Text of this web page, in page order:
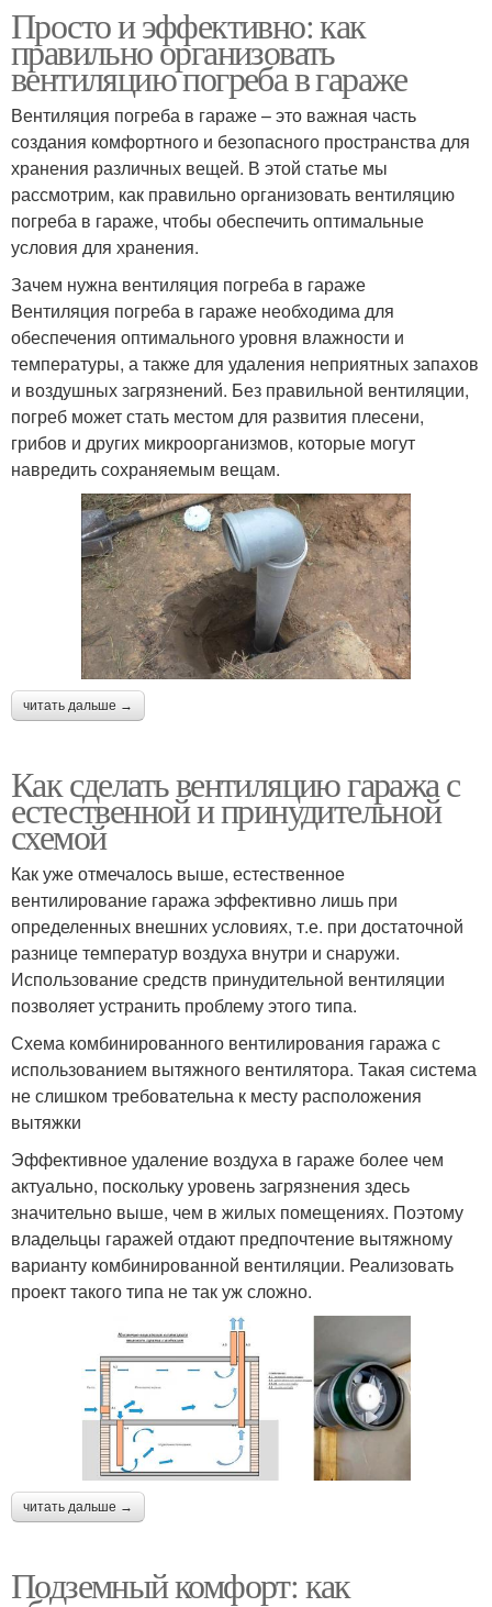
Просто и эффективно: как
правильно организовать
вентиляцию погреба в гараже
Вентиляция погреба в гараже – это важная часть
создания комфортного и безопасного пространства для
хранения различных вещей. В этой статье мы
рассмотрим, как правильно организовать вентиляцию
погреба в гараже, чтобы обеспечить оптимальные
условия для хранения.
Зачем нужна вентиляция погреба в гараже
Вентиляция погреба в гараже необходима для
обеспечения оптимального уровня влажности и
температуры, а также для удаления неприятных запахов
и воздушных загрязнений. Без правильной вентиляции,
погреб может стать местом для развития плесени,
грибов и других микроорганизмов, которые могут
навредить сохраняемым вещам.
читать дальше →
Как сделать вентиляцию гаража с
естественной и принудительной
схемой
Как уже отмечалось выше, естественное
вентилирование гаража эффективно лишь при
определенных внешних условиях, т.е. при достаточной
разнице температур воздуха внутри и снаружи.
Использование средств принудительной вентиляции
позволяет устранить проблему этого типа.
Схема комбинированного вентилирования гаража с
использованием вытяжного вентилятора. Такая система
не слишком требовательна к месту расположения
вытяжки
Эффективное удаление воздуха в гараже более чем
актуально, поскольку уровень загрязнения здесь
значительно выше, чем в жилых помещениях. Поэтому
владельцы гаражей отдают предпочтение вытяжному
варианту комбинированной вентиляции. Реализовать
проект такого типа не так уж сложно.
читать дальше →
Подземный комфорт: как